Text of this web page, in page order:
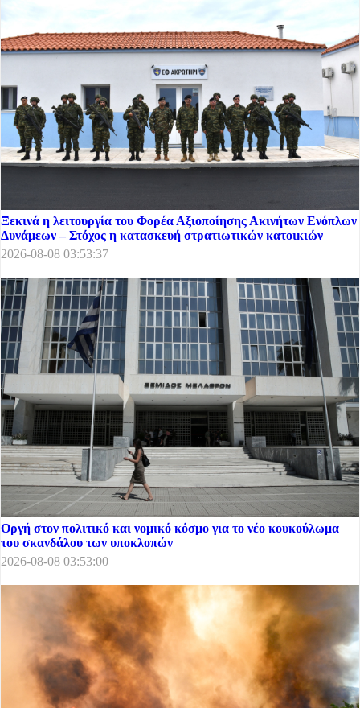
Ξεκινά η λειτουργία του Φορέα Αξιοποίησης Ακινήτων Ενόπλων
Δυνάμεων – Στόχος η κατασκευή στρατιωτικών κατοικιών
2026-08-08 03:53:37
Οργή στον πολιτικό και νομικό κόσμο για το νέο κουκούλωμα
του σκανδάλου των υποκλοπών
2026-08-08 03:53:00